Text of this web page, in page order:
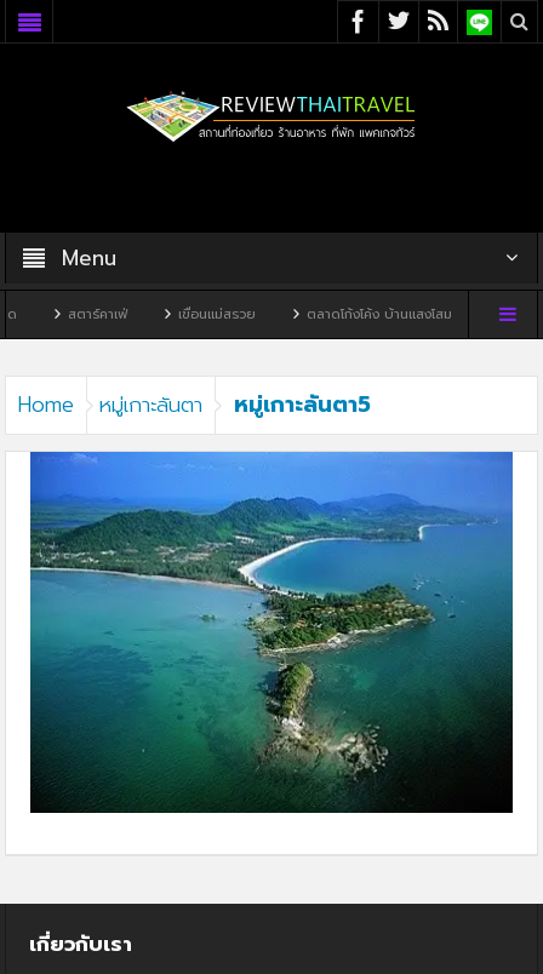
Menu
สตาร์คาเฟ่ เขื่อนแม่สรวย ตลาดโก้งโค้ง บ้านแสงโสม ทิวผาคาเฟ่
Home หมู่เกาะลันตา หมู่เกาะลันตา5
เกี่ยวกับเรา